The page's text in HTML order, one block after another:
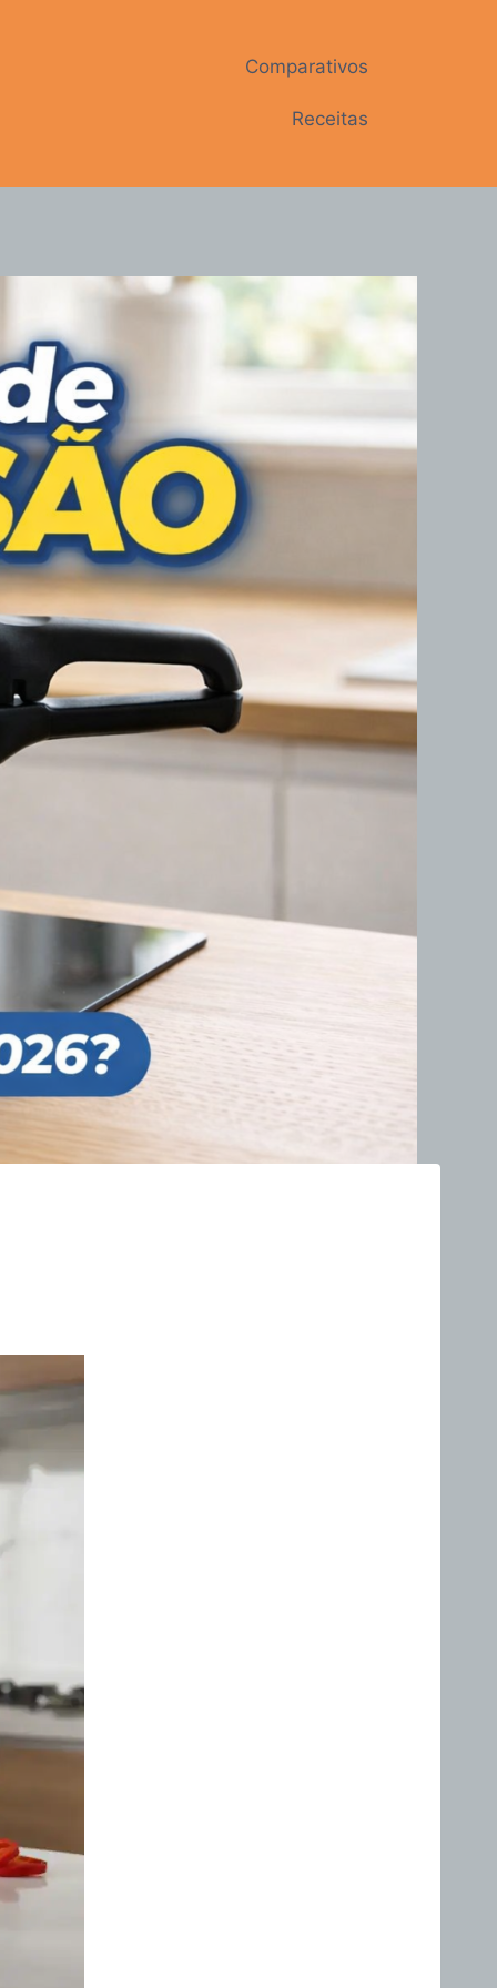
Comparativos
Receitas